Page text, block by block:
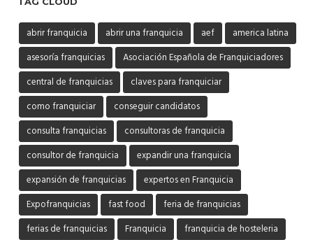
abrir franquicia abrir una franquicia aef
america latina
asesoría franquicias
Asociación Española de Franquiciadores
central de franquicias
claves para franquiciar
como franquiciar
conseguir candidatos
consulta franquicias
consultoras de franquicia
consultor de franquicia
expandir una franquicia
expansión de franquicias
expertos en Franquicia
Expofranquicias
fast food
feria de franquicias
ferias de franquicias
Franquicia
franquicia de hosteleria